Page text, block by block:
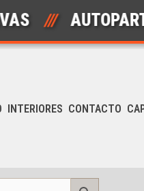
AUTOPARTES
INTERIORES CONTACTO